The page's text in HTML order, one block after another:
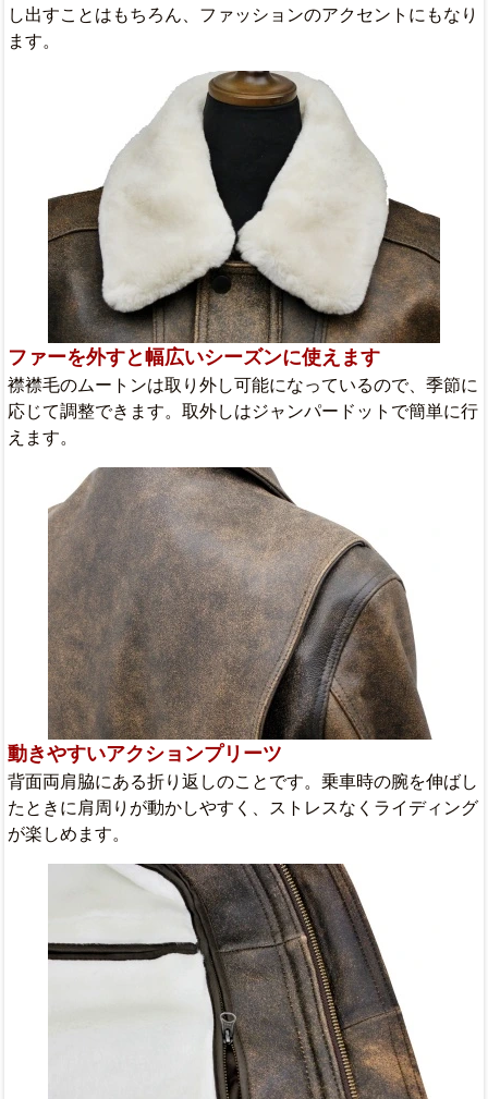
し出すことはもちろん、ファッションのアクセントにもなり
ます。
ファーを外すと幅広いシーズンに使えます
襟襟毛のムートンは取り外し可能になっているので、季節に
応じて調整できます。取外しはジャンパードットで簡単に行
えます。
動きやすいアクションプリーツ
背面両肩脇にある折り返しのことです。乗車時の腕を伸ばし
たときに肩周りが動かしやすく、ストレスなくライディング
が楽しめます。